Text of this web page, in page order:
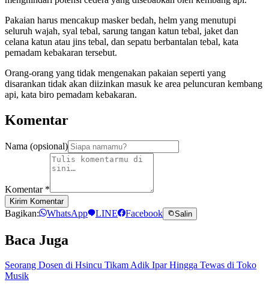
Pakaian harus mencakup masker bedah, helm yang menutupi
seluruh wajah, syal tebal, sarung tangan katun tebal, jaket dan
celana katun atau jins tebal, dan sepatu berbantalan tebal, kata
pemadam kebakaran tersebut.
Orang-orang yang tidak mengenakan pakaian seperti yang
disarankan tidak akan diizinkan masuk ke area peluncuran kembang
api, kata biro pemadam kebakaran.
Komentar
Nama (opsional)
Komentar *
Kirim Komentar
Bagikan: WhatsApp LINE Facebook Salin
Baca Juga
Seorang Dosen di Hsincu Tikam Adik Ipar Hingga Tewas di Toko
Musik